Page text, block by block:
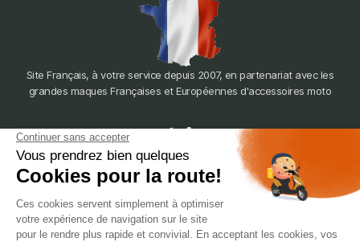
Site Français, à votre service depuis 2007, en partenariat avec les
grandes maques Françaises et Européennes d'accessoires moto
388 Av. Charles de Gaulle, 69200 Vénissieux